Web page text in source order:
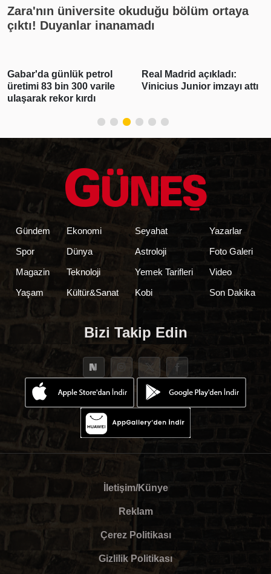
Zara'nın üniversite okuduğu bölüm ortaya
çıktı! Duyanlar inanamadı
Gabar'da günlük petrol
üretimi 83 bin 300 varile
ulaşarak rekor kırdı
Real Madrid açıkladı:
Vinicius Junior imzayı attı
Gündem
Spor
Magazin
Yaşam
Ekonomi
Dünya
Teknoloji
Kültür&Sanat
Seyahat
Astroloji
Yemek Tarifleri
Kobi
Yazarlar
Foto Galeri
Video
Son Dakika
Bizi Takip Edin
İletişim/Künye
Reklam
Çerez Politikası
Gizlilik Politikası